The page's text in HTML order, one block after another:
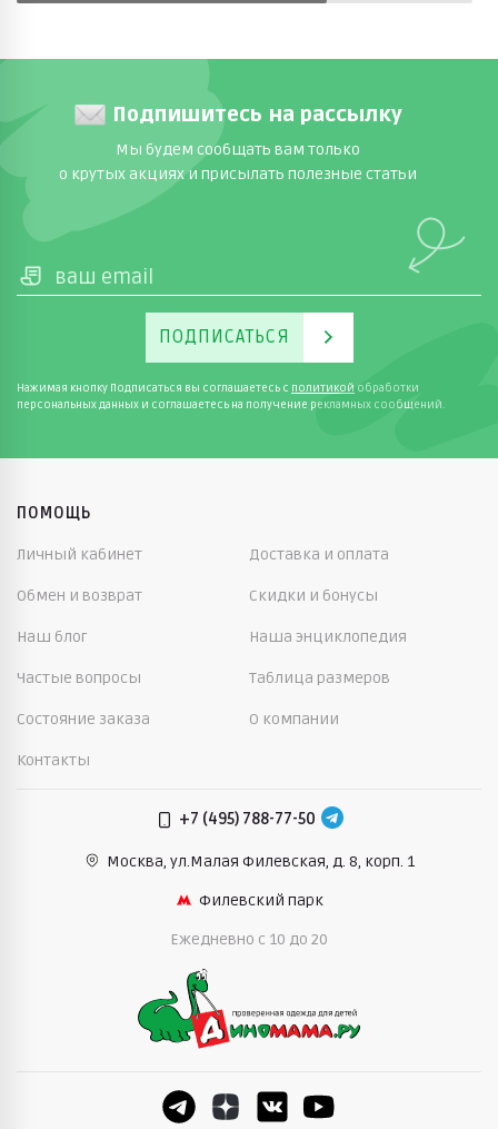
Подпишитесь на рассылку
Мы будем сообщать вам только
о крутых акциях и присылать полезные статьи
ПОДПИСАТЬСЯ
Нажимая кнопку Подписаться вы соглашаетесь с политикой обработки
персональных данных и соглашаетесь на получение рекламных сообщений.
ПОМОЩЬ
Личный кабинет Доставка и оплата
Обмен и возврат Скидки и бонусы
Наш блог Наша энциклопедия
Частые вопросы Таблица размеров
Состояние заказа О компании
Контакты
+7 (495) 788-77-50
Москва, ул.Малая Филевская, д. 8, корп. 1
Филевский парк
Ежедневно c 10 до 20